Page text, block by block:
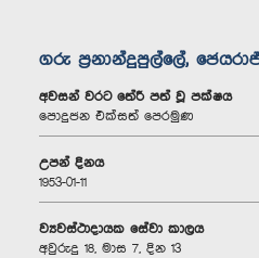
ගරු ප්‍රනාන්දුපුල්ලේ,
අවසන් වරට තේරී පත් වූ පක්ෂය
පොදුජන එක්සත් පෙරමුණ
උපන් දිනය
1953-01-11
ව්‍යවස්ථාදායක සේවා කාලය
අවුරුදු 18, මාස 7, දින 13